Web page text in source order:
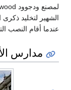
عندما أقام النصب
مدارس